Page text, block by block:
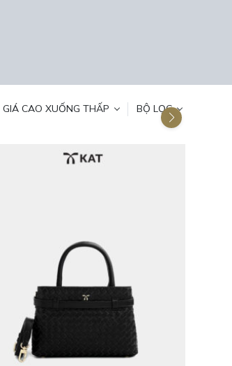
GIÁ CAO XUỐNG THẤP BỘ LỌC